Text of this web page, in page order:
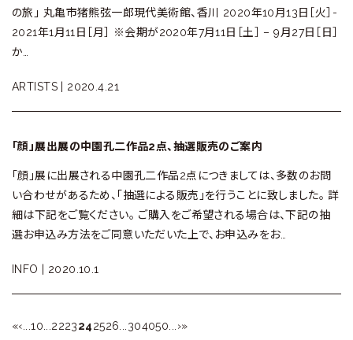
の旅」 丸亀市猪熊弦一郎現代美術館、香川 2020年10月13日［火］-
2021年1月11日［月］ ※会期が2020年7月11日［土］ – 9月27日［日］
か…
ARTISTS | 2020.4.21
「顔」展出展の中園孔二作品2点、抽選販売のご案内
「顔」展に出展される中園孔二作品2点につきましては、多数のお問
い合わせがあるため、「抽選による販売」を行うことに致しました。 詳
細は下記をご覧ください。 ご購入をご希望される場合は、下記の抽
選お申込み方法をご同意いただいた上で、お申込みをお…
INFO | 2020.10.1
«‹ ...10 2223242526 304050 ›»